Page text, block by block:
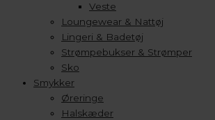
Veste
Loungewear & Nattøj
Lingeri & Badetøj
Strømpebukser & Strømper
Sko
Smykker
Øreringe
Halskæder